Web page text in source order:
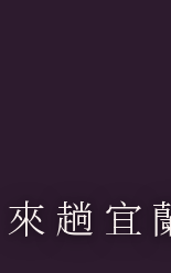
來趟宜